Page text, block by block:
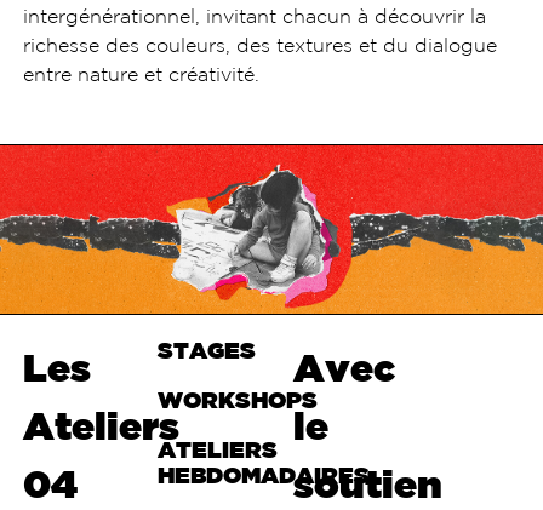
intergénérationnel, invitant chacun à découvrir la
richesse des couleurs, des textures et du dialogue
entre nature et créativité.
Les
Ateliers
04
STAGES
WORKSHOPS
ATELIERS
HEBDOMADAIRES
Avec
le
soutien